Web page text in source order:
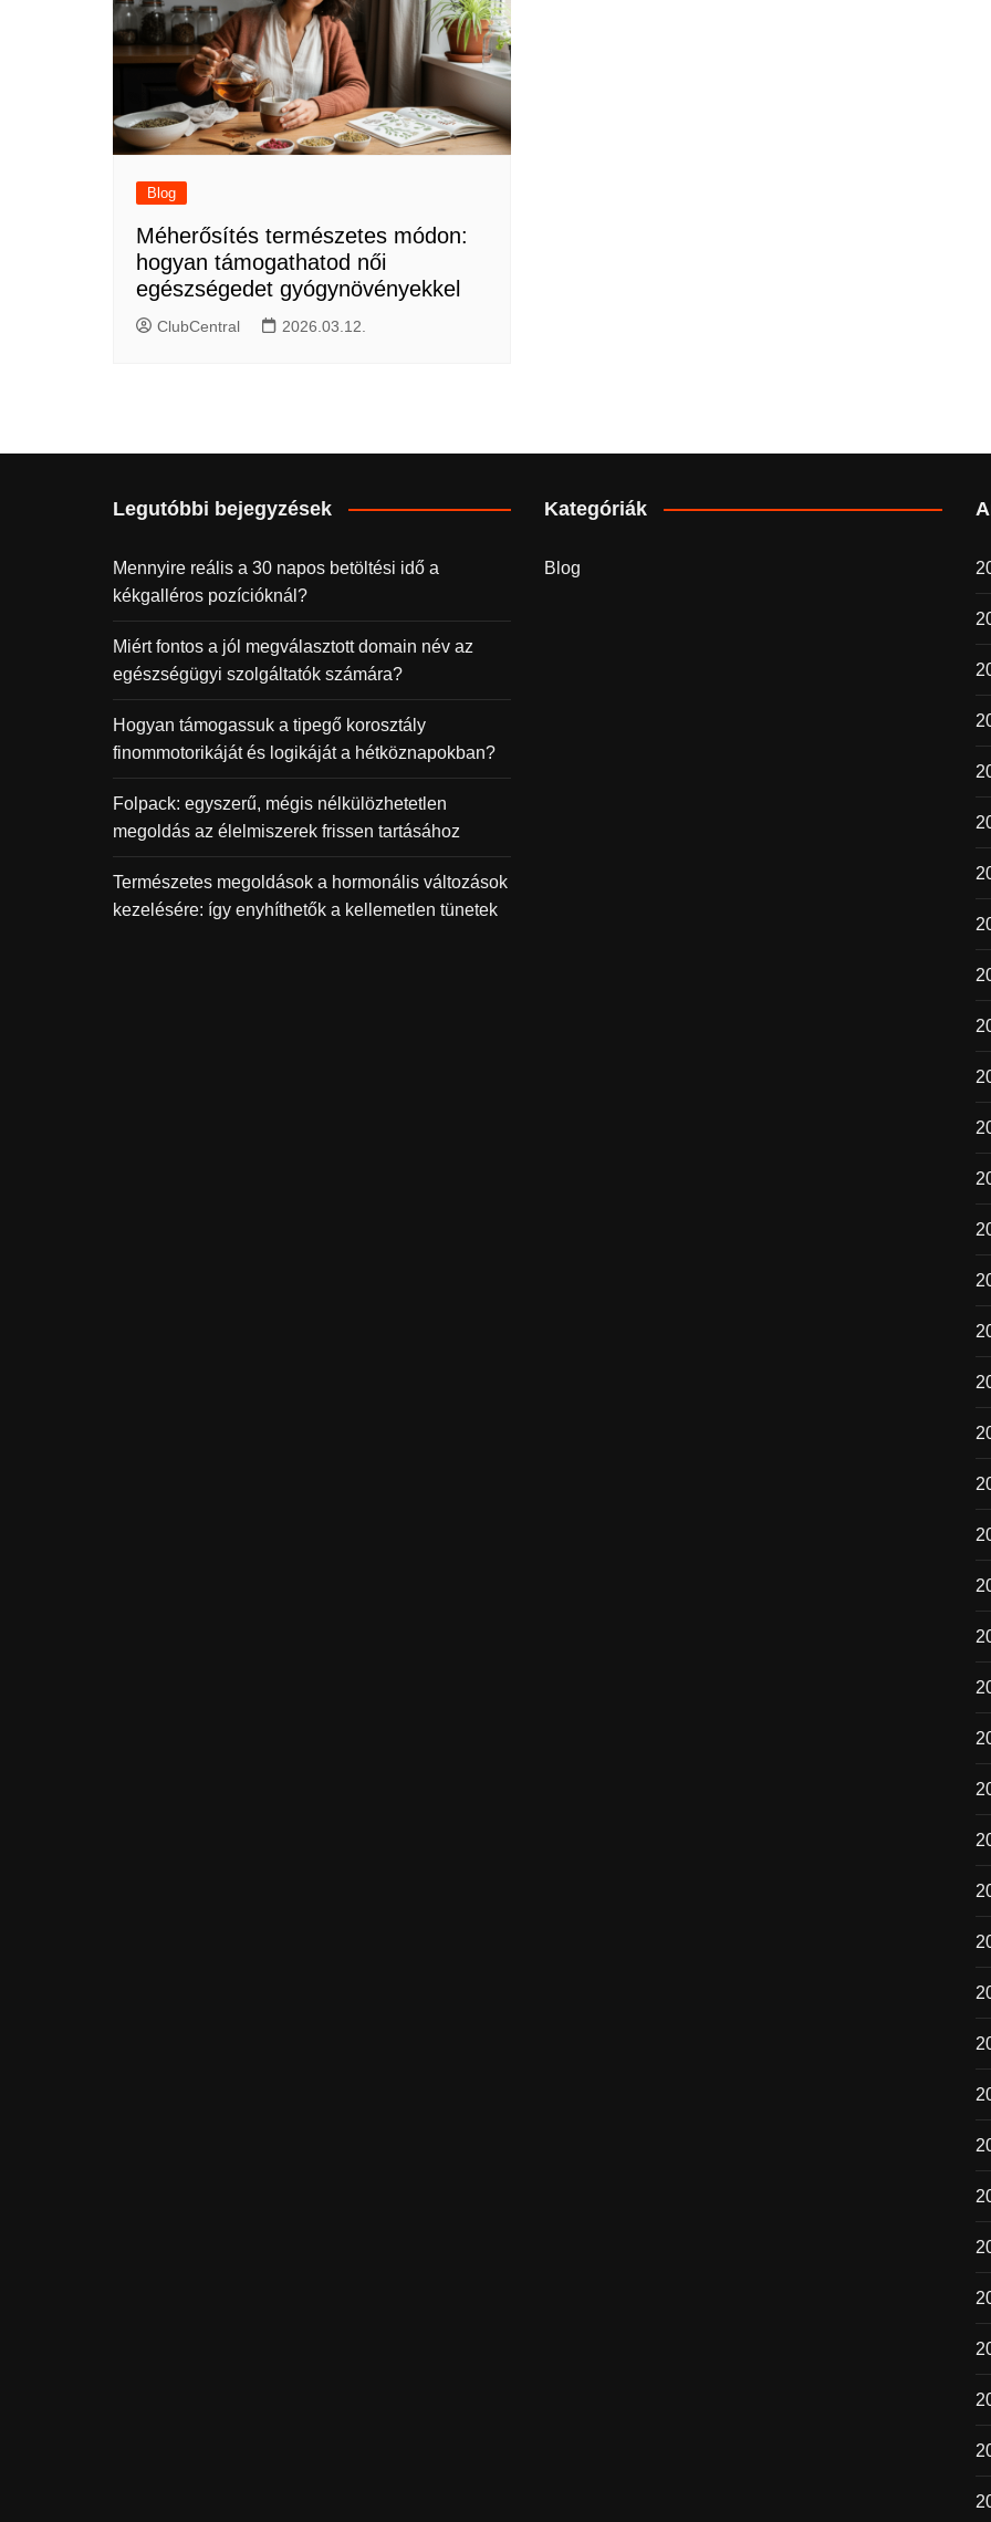
Blog
Méherősítés természetes módon:
hogyan támogathatod női
egészségedet gyógynövényekkel
ClubCentral 2026.03.12.
Legutóbbi bejegyzések
Mennyire reális a 30 napos betöltési idő a
kékgalléros pozícióknál?
Miért fontos a jól megválasztott domain név az
egészségügyi szolgáltatók számára?
Hogyan támogassuk a tipegő korosztály
finommotorikáját és logikáját a hétköznapokban?
Folpack: egyszerű, mégis nélkülözhetetlen
megoldás az élelmiszerek frissen tartásához
Természetes megoldások a hormonális változások
kezelésére: így enyhíthetők a kellemetlen tünetek
Kategóriák
Blog